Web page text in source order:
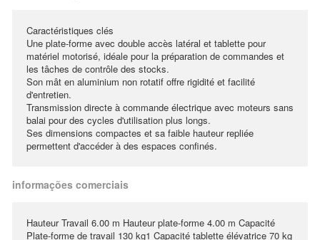
Caractéristiques clés
Une plate-forme avec double accès latéral et tablette pour
matériel motorisé, idéale pour la préparation de commandes et
les tâches de contrôle des stocks.
Son mât en aluminium non rotatif offre rigidité et facilité
d'entretien.
Transmission directe à commande électrique avec moteurs sans
balai pour des cycles d'utilisation plus longs.
Ses dimensions compactes et sa faible hauteur repliée
permettent d'accéder à des espaces confinés.
informações comerciais
Hauteur Travail 6.00 m Hauteur plate-forme 4.00 m Capacité
Plate-forme de travail 130 kg1 Capacité tablette élévatrice 70 kg